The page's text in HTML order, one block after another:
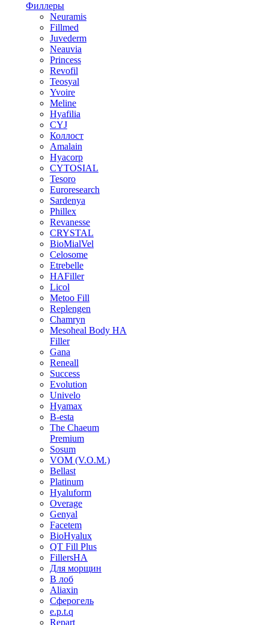
Филлеры
Neuramis
Fillmed
Juvederm
Neauvia
Princess
Revofil
Teosyal
Yvoire
Meline
Hyafilia
CYJ
Коллост
Amalain
Hyacorp
CYTOSIAL
Tesoro
Euroresearch
Sardenya
Phillex
Revanesse
CRYSTAL
BioMialVel
Celosome
Etrebelle
HAFiller
Licol
Metoo Fill
Replengen
Chamryn
Mesoheal Body HA
Filler
Gana
Reneall
Success
Evolution
Univelo
Hyamax
B-esta
The Chaeum
Premium
Sosum
VOM (V.O.M.)
Bellast
Platinum
Hyaluform
Overage
Genyal
Facetem
BioHyalux
QT Fill Plus
FillersHA
Для морщин
В лоб
Aliaxin
Сферогель
e.p.t.q
Repart